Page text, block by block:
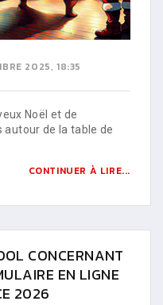
2025, 18:35
Noël et de
de la table de
CONTINUER À LIRE...
CONCERNANT
EN LIGNE
2026